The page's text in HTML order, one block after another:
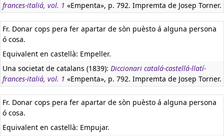
frances-italiá, vol. 1 «Empenta», p. 792. Impremta de Josep Torner.
Fr. Donar cops pera fer apartar de sòn puèsto á alguna persona
ó cosa.
Equivalent en castellà: Empeller.
Una societat de catalans (1839): Diccionari catalá-castellá-llatí-
frances-italiá, vol. 1 «Empenta», p. 792. Impremta de Josep Torner.
Fr. Donar cops pera fer apartar de sòn puèsto á alguna persona
ó cosa.
Equivalent en castellà: Empujar.